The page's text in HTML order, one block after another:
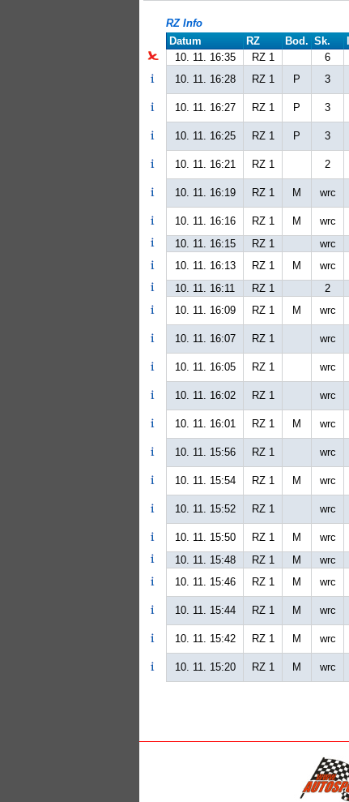
RZ Info
Datum
RZ Bod. Sk.
10. 11. 16:35
RZ 1 6
10. 11. 16:28
RZ 1 P 3
10. 11. 16:27
RZ 1 P 3
10. 11. 16:25
RZ 1 P 3
10. 11. 16:21
RZ 1 2
10. 11. 16:19
RZ 1 M wrc
10. 11. 16:16
RZ 1 M wrc
10. 11. 16:15
RZ 1 wrc
10. 11. 16:13
RZ 1 M wrc
10. 11. 16:11
RZ 1 2
10. 11. 16:09
RZ 1 M wrc
10. 11. 16:07
RZ 1 wrc
10. 11. 16:05
RZ 1 wrc
10. 11. 16:02
RZ 1 wrc
10. 11. 16:01
RZ 1 M wrc
10. 11. 15:56
RZ 1 wrc
10. 11. 15:54
RZ 1 M wrc
10. 11. 15:52
RZ 1 wrc
10. 11. 15:50
RZ 1 M wrc
10. 11. 15:48
RZ 1 M wrc
10. 11. 15:46
RZ 1 M wrc
10. 11. 15:44
RZ 1 M wrc
10. 11. 15:42
RZ 1 M wrc
10. 11. 15:20
RZ 1 M wrc